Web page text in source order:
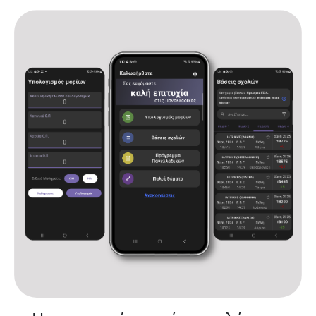
Αρχική
Υπολογισμός μορίων
Βάσεις σχολών
Πρόγραμμα Πανελλαδικών
Παλιά θέματα
Επικοινωνία